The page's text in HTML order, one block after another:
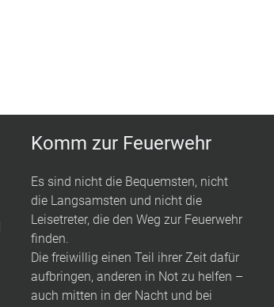
Komm zur Feuerwehr
Es sind nicht die Bequemsten, nicht
die Langsamsten und nicht die
Leisetreter, die den Weg zur Feuerwehr
finden.
Die freiwillig einen Teil ihrer Zeit dafür
aufbringen, anderen in Not zu helfen –
auch mitten in der Nacht und bei